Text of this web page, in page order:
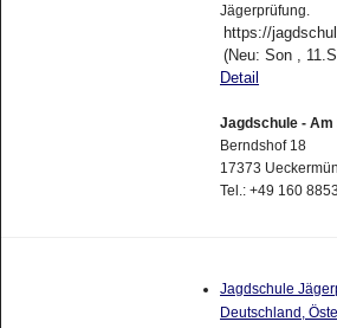
Jägerprüfung.
https://
(Neu: Son ,
Detail
Jagdschule -
Berndshof 18
17373
Tel.: +49 160
Jagdschule
Deutschland,